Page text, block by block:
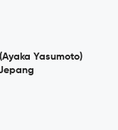
Yasumoto)